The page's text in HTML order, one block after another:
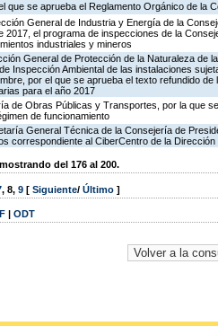
que se aprueba el Reglamento Orgánico de la
General de Industria y Energía de la
2017, el programa de inspecciones de la
industriales y mineros
General de Protección de la Naturaleza de
Inspección Ambiental de las instalaciones
por el que se aprueba el texto refundido
para el año 2017
de Obras Públicas y Transportes, por la que
de funcionamiento
General Técnica de la Consejería de
correspondiente al CiberCentro de la
del 176 al 200.
, 8, 9 [ Siguiente/ Último ]
| ODT